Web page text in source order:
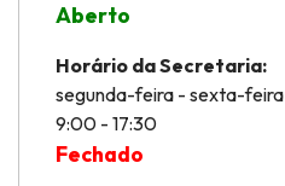
Aberto
Horário da Secretaria:
segunda-feira - sexta-feira
9:00 - 17:30
Fechado